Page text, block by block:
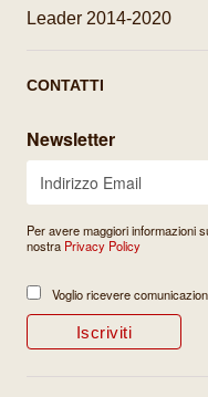
Leader 2014-2020
CONTATTI
Newsletter
Per avere maggiori informazioni
nostra Privacy Policy
Voglio ricevere